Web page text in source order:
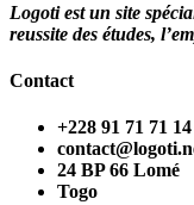
Logoti est un site
reussite des études,
Contact
+228 91 71 71
24 BP 66 Lomé
Togo